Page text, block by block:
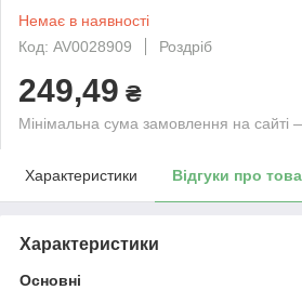
Немає в наявності
Код: AV0028909
Роздріб
249,49 ₴
Мінімальна сума замовлення на сайті
Характеристики Відгуки про
Характеристики
Основні